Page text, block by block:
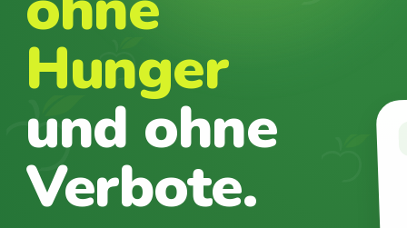
Hunger
und ohne
Verbote.